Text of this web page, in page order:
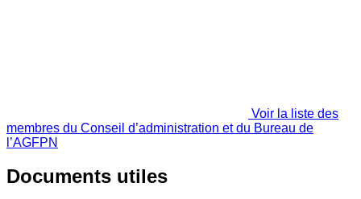
Voir la liste des
membres du Conseil d’administration et du Bureau de
l’AGFPN
Documents utiles